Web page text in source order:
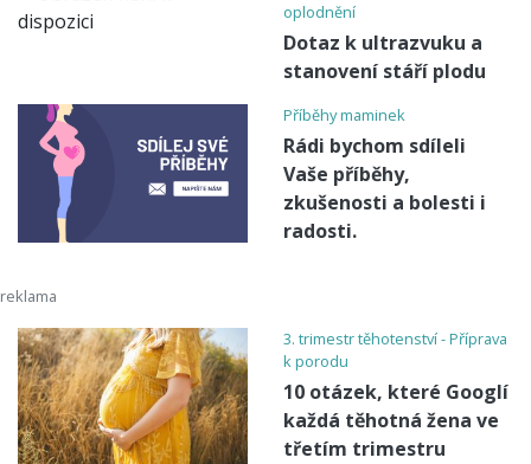
oplodnění
Dotaz k ultrazvuku a
stanovení stáří plodu
Příběhy maminek
Rádi bychom sdíleli
Vaše příběhy,
zkušenosti a bolesti i
radosti.
3. trimestr těhotenství - Příprava
k porodu
10 otázek, které Googlí
každá těhotná žena ve
třetím trimestru